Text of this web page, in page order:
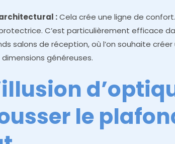
:Cela crée une ligne de
C’est particulièrement efficace
salons de réception, où l’on souhaite
généreuses.
le